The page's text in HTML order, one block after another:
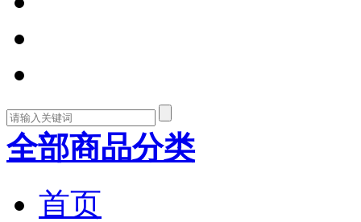
全部商品分类
首页